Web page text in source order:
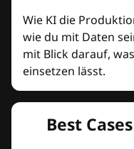
Wie KI die
wie du mit Daten
mit Blick darauf,
einsetzen lässt.
Best